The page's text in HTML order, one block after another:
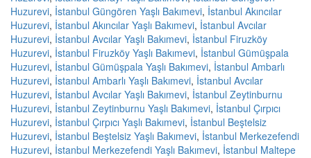
Huzurevi, İstanbul Güngören Yaşlı Bakımevi, İstanbul Akıncılar
Huzurevi, İstanbul Akıncılar Yaşlı Bakımevi, İstanbul Avcılar
Huzurevi, İstanbul Avcılar Yaşlı Bakımevi, İstanbul Firuzköy
Huzurevi, İstanbul Firuzköy Yaşlı Bakımevi, İstanbul Gümüşpala
Huzurevi, İstanbul Gümüşpala Yaşlı Bakımevi, İstanbul Ambarlı
Huzurevi, İstanbul Ambarlı Yaşlı Bakımevi, İstanbul Avcılar
Huzurevi, İstanbul Avcılar Yaşlı Bakımevi, İstanbul Zeytinburnu
Huzurevi, İstanbul Zeytinburnu Yaşlı Bakımevi, İstanbul Çırpıcı
Huzurevi, İstanbul Çırpıcı Yaşlı Bakımevi, İstanbul Beştelsiz
Huzurevi, İstanbul Beştelsiz Yaşlı Bakımevi, İstanbul Merkezefendi
Huzurevi, İstanbul Merkezefendi Yaşlı Bakımevi, İstanbul Maltepe